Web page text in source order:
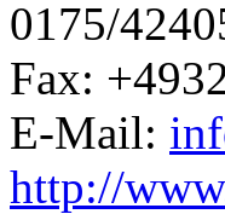
0175/
Fax:
E-Mail:
http://